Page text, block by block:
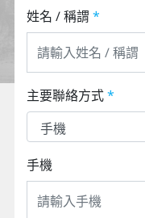
姓名 / 稱謂 *
主要聯絡方式*
手機